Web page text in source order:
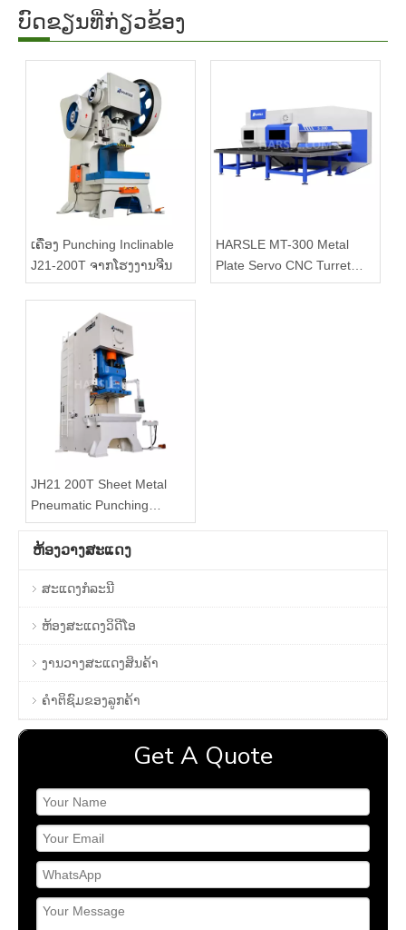
ບົດຂຽນທີ່ກ່ຽວຂ້ອງ
ເຄື່ອງ Punching Inclinable
J21-200T ຈາກໂຮງງານຈີນ
HARSLE MT-300 Metal
Plate Servo CNC Turret
Punching ສໍາລັບການຂາຍ
JH21 200T Sheet Metal
Pneumatic Punching
Machine ຄວາມແມ່ນຍໍາສູງ
ຫ້ອງວາງສະແດງ
ສະແດງກໍລະນີ
ຫ້ອງສະແດງວິດີໂອ
ງານວາງສະແດງສິນຄ້າ
ຄໍາຕິຊົມຂອງລູກຄ້າ
Get A Quote